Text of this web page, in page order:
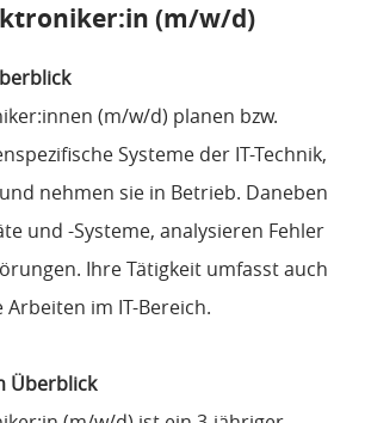
(m/w/d)
(m/w/d) planen bzw.
Systeme der IT-Technik,
nehmen sie in Betrieb. Daneben
und -Systeme, analysieren Fehler
Ihre Tätigkeit umfasst auch
im IT-Bereich.
Überblick